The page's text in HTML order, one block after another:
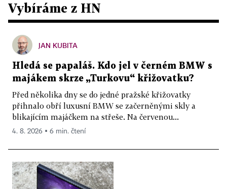
Vybíráme z HN
JAN KUBITA
Hledá se papaláš. Kdo jel v černém BMW s
majákem skrze „Turkovu“ křižovatku?
Před několika dny se do jedné pražské křižovatky
přihnalo obří luxusní BMW se začerněnými skly a
blikajícím majáčkem na střeše. Na červenou...
4. 8. 2026 ▪ 6 min. čtení